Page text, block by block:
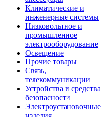
Климатические и
инженерные системы
Низковольтное и
промышленное
электрооборудование
Освещение
Прочие товары
Связь,
телекоммуникации
Устройства и средства
безопасности
Электроустановочные
изделия